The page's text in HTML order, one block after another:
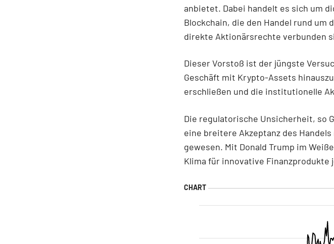
anbietet. Dabei handelt es sich um
Blockchain, die den Handel rund um
direkte Aktionärsrechte verbunden
Dieser Vorstoß ist der jüngste
Geschäft mit Krypto-Assets
erschließen und die institutionelle
Die regulatorische Unsicherheit, so
eine breitere Akzeptanz des
gewesen. Mit Donald Trump im
Klima für innovative Finanzprodukte